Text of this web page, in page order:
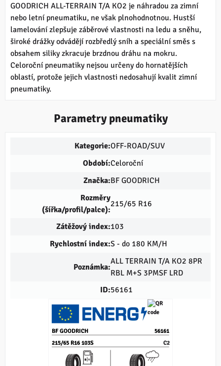
GOODRICH ALL-TERRAIN T/A KO2 je náhradou za zimní
nebo letní pneumatiku, ne však plnohodnotnou. Hustší
lamelování zlepšuje záběrové vlastnosti na ledu a sněhu,
široké drážky odvádějí rozbředlý sníh a speciální směs s
obsahem siliky zkracuje brzdnou dráhu na mokru.
Celoroční pneumatiky nejsou určeny do hornatějších
oblastí, protože jejich vlastnosti nedosahují kvalit zimní
pneumatiky.
Parametry pneumatiky
Kategorie:OFF-ROAD/SUV
Období:Celoroční
Značka:BF GOODRICH
Rozměry
(šířka/profil/palce):
215/65 R16
Zátěžový index:103
Rychlostní index:S - do 180 KM/H
Poznámka:
ALL TERRAIN T/A KO2 8PR
RBL M+S 3PMSF LRD
ID:56161
215/65 R16 103S
BF GOODRICH 56161
C2